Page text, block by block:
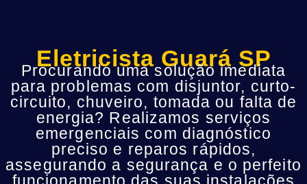
Eletricista Guará SP
Procurando uma solução imediata
para problemas com disjuntor, curto-
circuito, chuveiro, tomada ou falta de
energia? Realizamos serviços
emergenciais com diagnóstico
preciso e reparos rápidos,
assegurando a segurança e o perfeito
funcionamento das suas instalações